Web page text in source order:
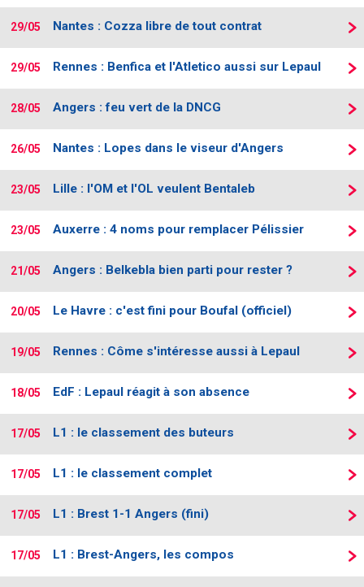
29/05 Nantes : Cozza libre de tout contrat
29/05 Rennes : Benfica et l'Atletico aussi sur Lepaul
28/05 Angers : feu vert de la DNCG
26/05 Nantes : Lopes dans le viseur d'Angers
23/05 Lille : l'OM et l'OL veulent Bentaleb
23/05 Auxerre : 4 noms pour remplacer Pélissier
21/05 Angers : Belkebla bien parti pour rester ?
20/05 Le Havre : c'est fini pour Boufal (officiel)
19/05 Rennes : Côme s'intéresse aussi à Lepaul
18/05 EdF : Lepaul réagit à son absence
17/05 L1 : le classement des buteurs
17/05 L1 : le classement complet
17/05 L1 : Brest 1-1 Angers (fini)
17/05 L1 : Brest-Angers, les compos